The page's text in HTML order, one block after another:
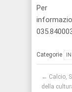
Per
Categorie
← Calcio,
della